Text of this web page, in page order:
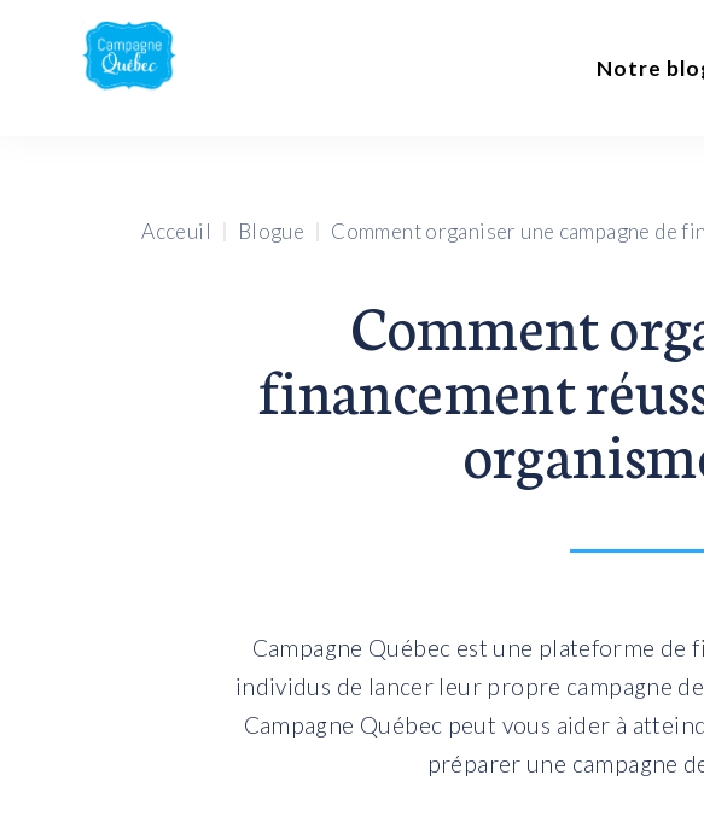
Notre
Acceuil Blogue Comment organiser une campagne de
Comment
financement
Campagne Québec est une plateforme
individus de lancer leur propre campagne
Campagne Québec peut vous aider à
préparer une campagne